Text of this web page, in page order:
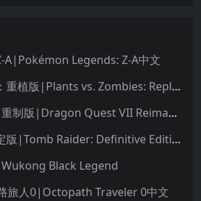
A|Pokémon Legends: Z-A中文
植物大战僵尸：重植版|Plants vs. Zombies: Replanted中文
勇者斗恶龙7：重制版|Dragon Quest VII Reimagined中文
古墓丽影：决定版|Tomb Raider: Definitive Edition中文
Black Legend
旅人0|Octopath Traveler 0中文